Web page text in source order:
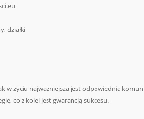
działki
w życiu najważniejsza jest odpowiednia
co z kolei jest gwarancją sukcesu.